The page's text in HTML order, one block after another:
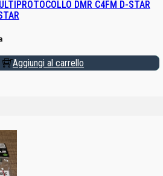
DMR C4FM D-STAR
Aggiungi al carrello